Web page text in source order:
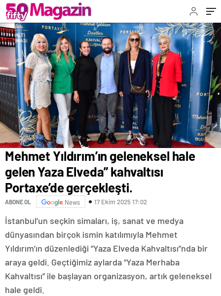
gerçekleşti.
Mehmet Yıldırım’ın geleneksel hale
gelen Yaza Elveda” kahvaltısı
Portaxe’de gerçekleşti.
ABONE OL News 17 Ekim 2025 17:02
İstanbul’un seçkin simaları, iş, sanat ve medya
dünyasından birçok ismin katılımıyla Mehmet
Yıldırım’ın düzenlediği “Yaza Elveda Kahvaltısı”nda bir
araya geldi. Geçtiğimiz aylarda “Yaza Merhaba
Kahvaltısı” ile başlayan organizasyon, artık geleneksel
hale geldi.